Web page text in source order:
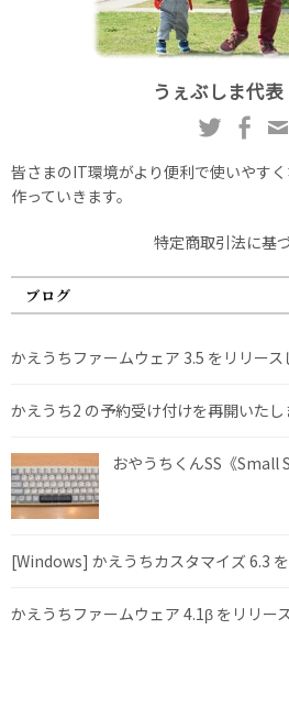
うぇぶしま代
皆さまのIT環境がより便利で使いやす
作っていきます。
特定商取引法に基
ブログ
かえうちファームウェア 3.5 をリリース
かえうち2 の予約受け付けを再開いたし
おやうちくんSS《Small
[Windows] かえうちカスタマイズ 6.3
かえうちファームウェア 4.1β をリリー